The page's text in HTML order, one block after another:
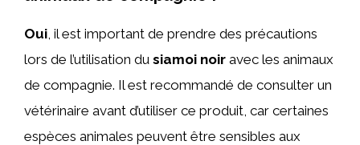
Oui, il est important de prendre des précautions
lors de l’utilisation du siamoi noir avec les animaux
de compagnie. Il est recommandé de consulter un
vétérinaire avant d’utiliser ce produit, car certaines
espèces animales peuvent être sensibles aux